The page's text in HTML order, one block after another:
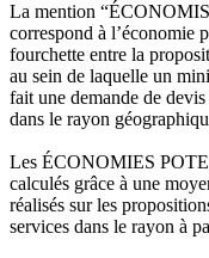
La mention
correspond à l’économie
fourchette entre la
au sein de laquelle un
fait une demande de
dans le rayon
Les ÉCONOMIES
calculés grâce à une
réalisés sur les
services dans le rayon à